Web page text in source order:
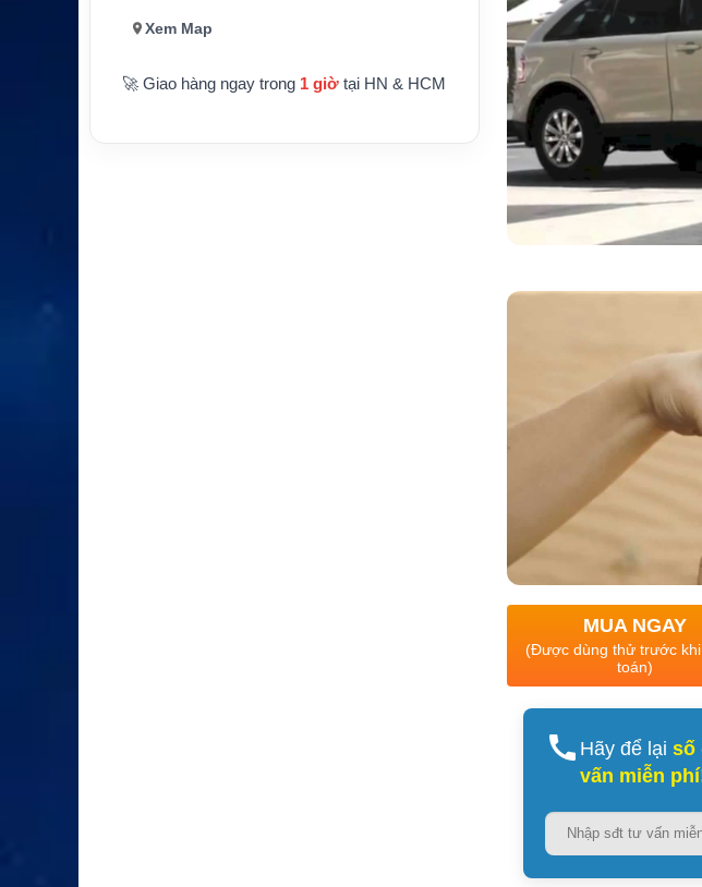
hộ, liên lạc dự phòng
Xem Map
🚀 Giao hàng ngay trong 1 giờ tại HN & HCM
MUA NGAY
(Được dùng thử trước
toán)
Hãy để lại số
vấn miễn
XEM CHI TIẾT